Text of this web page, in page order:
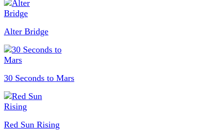
Alter Bridge
30 Seconds to Mars
Red Sun Rising